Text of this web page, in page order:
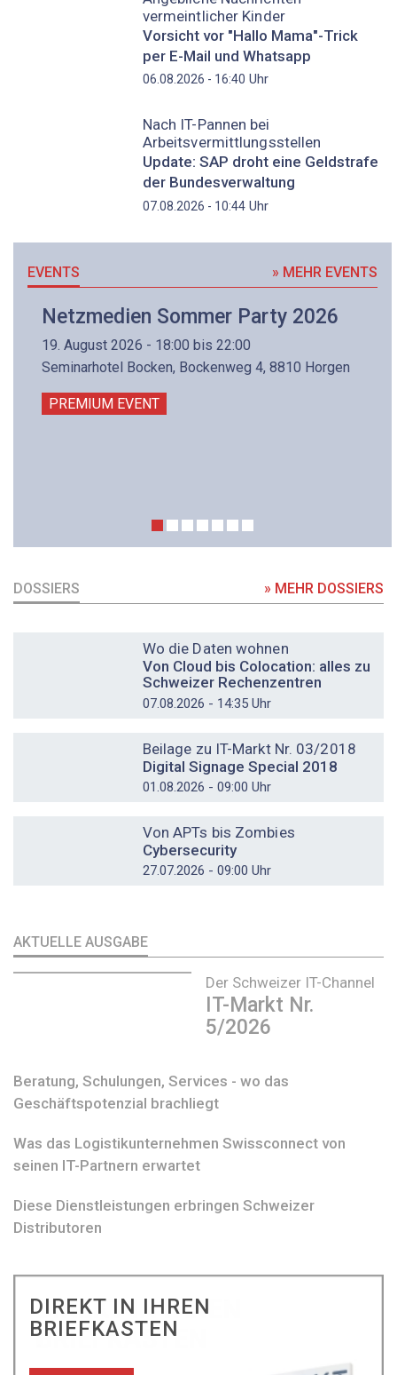
vermeintlicher Kinder
Vorsicht vor "Hallo Mama"-Trick
per E-Mail und Whatsapp
06.08.2026 - 16:40 Uhr
Nach IT-Pannen bei
Arbeitsvermittlungsstellen
Update: SAP droht eine Geldstrafe
der Bundesverwaltung
07.08.2026 - 10:44Uhr
EVENTS » MEHR EVENTS
Netzmedien Sommer Party 2026
19. August 2026 - 18:00 bis 22:00
Seminarhotel Bocken, Bockenweg 4, 8810 Horgen
PREMIUM EVENT
DOSSIERS » MEHR DOSSIERS
Wo die Daten wohnen
Von Cloud bis Colocation: alles zu
Schweizer Rechenzentren
07.08.2026 - 14:35 Uhr
Beilage zu IT-Markt Nr. 03/2018
Digital Signage Special 2018
01.08.2026 - 09:00 Uhr
Von APTs bis Zombies
Cybersecurity
27.07.2026 - 09:00 Uhr
AKTUELLE AUSGABE
Der Schweizer IT-Channel
IT-Markt Nr.
5/2026
Beratung, Schulungen, Services - wo das
Geschäftspotenzial brachliegt
Was das Logistikunternehmen Swissconnect von
seinen IT-Partnern erwartet
Diese Dienstleistungen erbringen Schweizer
Distributoren
DIREKT IN IHREN
BRIEFKASTEN